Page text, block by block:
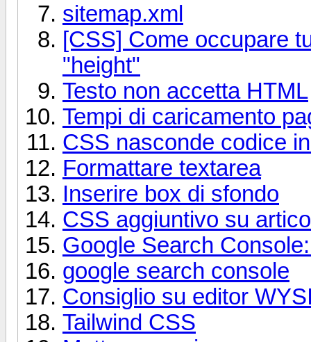
sitemap.xml
[CSS] Come occupare
"height"
Testo non accetta HTML
Tempi di caricamento
CSS nasconde codice
Formattare textarea
Inserire box di sfondo
CSS aggiuntivo su
Google Search
google search console
Consiglio su editor
Tailwind CSS